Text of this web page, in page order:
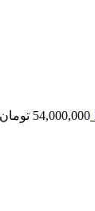
54,000,000 تومان